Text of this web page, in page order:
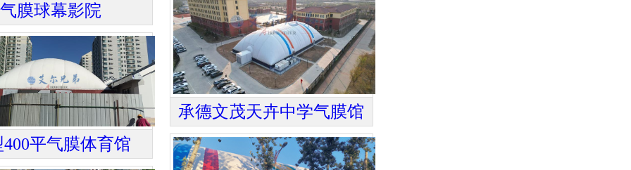
气膜球幕影院
承德文茂天卉中学气膜馆
平气膜体育馆